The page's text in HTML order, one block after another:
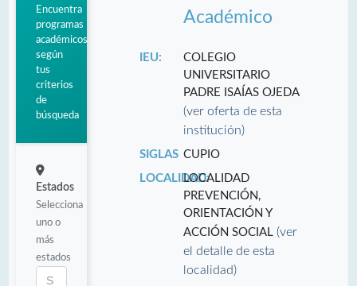
Encuentra
programas
académicos
según
tus
criterios
de
búsqueda
Estados
Selecciona
uno o
más
estados
Académico
IEU:
COLEGIO
UNIVERSITARIO
PADRE ISAÍAS OJEDA
(ver oferta de esta
institución)
SIGLAS CUPIO
LOCALIDAD:LOCALIDAD
PREVENCIÓN,
ORIENTACIÓN Y
ACCIÓN SOCIAL(ver
el detalle de esta
localidad)